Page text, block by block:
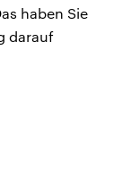
haben Sie
darauf